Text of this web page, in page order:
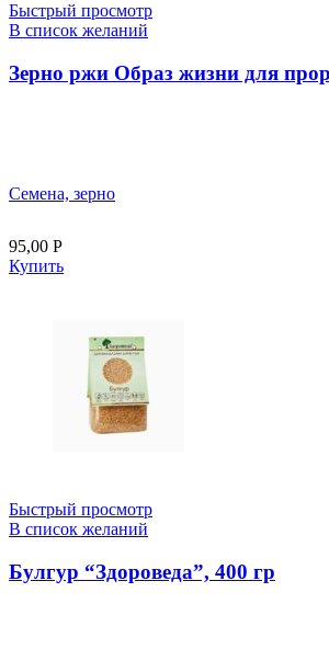
Быстрый просмотр
В список желаний
Зерно ржи Образ жизни для
Семена, зерно
95,00 Р
Купить
Быстрый просмотр
В список желаний
Булгур “Здороведа”, 400 гр